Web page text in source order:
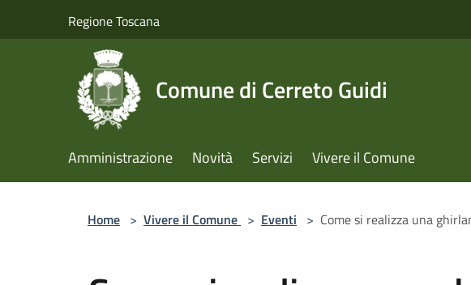
Regione Toscana
Comune di Cerreto Guidi
Amministrazione Novità Servizi Vivere il Comune
Home > Vivere il Comune > Eventi > Come si realizza una